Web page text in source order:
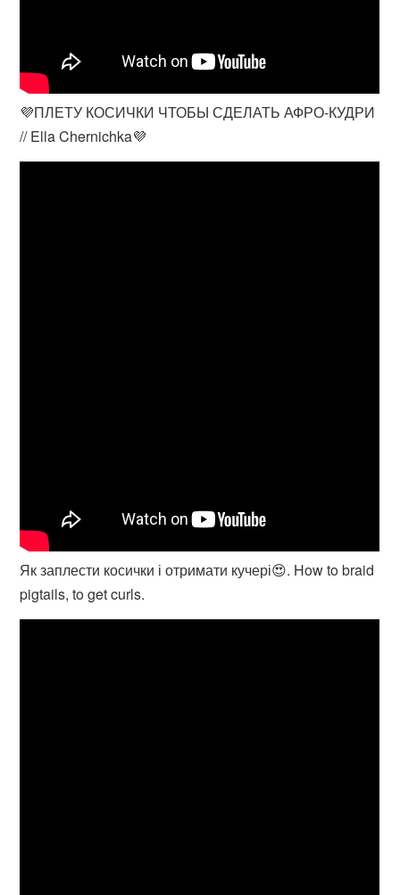
💜ПЛЕТУ КОСИЧКИ ЧТОБЫ СДЕЛАТЬ АФРО-КУДРИ
// Ella Chernichka💜
Як заплести косички і отримати кучері😍. How to braid
pigtails, to get curls.